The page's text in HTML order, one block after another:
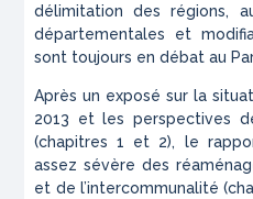
délimitation des régions,
départementales et
sont toujours en débat au
Après un exposé sur la
2013 et les perspectives
(chapitres 1 et 2), le
assez sévère des
et de l’intercommunalité